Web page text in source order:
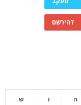
להירשם
ה ו ש